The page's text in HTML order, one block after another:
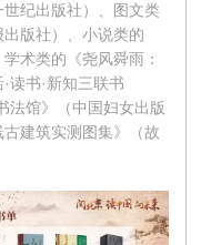
世纪出版社）、图文类
版社）、小说类的
术类的《尧风舜雨：
读书·新知三联书
法馆》（中国妇女出版
建筑实测图集》（故